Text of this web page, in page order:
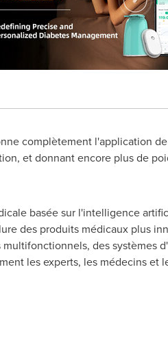
complètement l'application
et donnant encore plus de
basée sur l'intelligence
des produits médicaux plus
des systèmes
les experts, les médecins et